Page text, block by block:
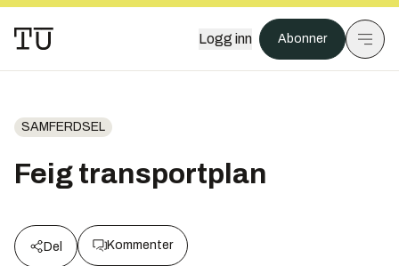
Logg inn Abonner
SAMFERDSEL
Feig transportplan
Del Kommenter